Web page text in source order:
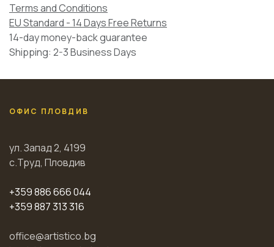
Terms and Conditions
EU Standard - 14 Days Free Returns
14-day money-back guarantee
Shipping: 2-3 Business Days
ОФИС ПЛОВДИВ
ул. Запад 2, 4199
с.Труд, Пловдив
+359 886 666 044
+359 887 313 316
office@artistico.bg